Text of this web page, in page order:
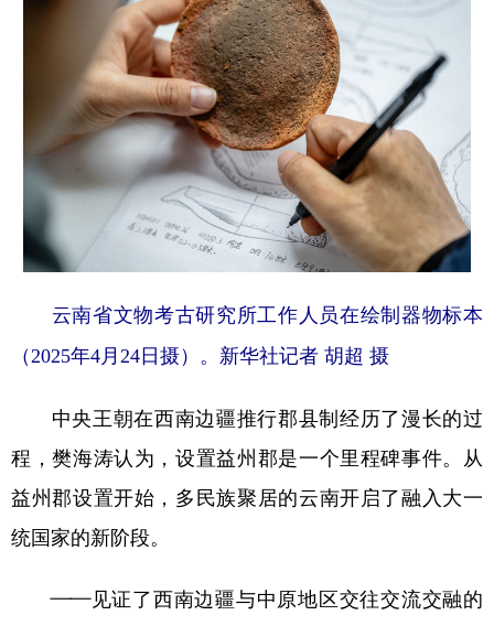
云南省文物考古研究所工作人员在绘制器物标本
（2025年4月24日摄）。新华社记者 胡超 摄
中央王朝在西南边疆推行郡县制经历了漫长的过
程，樊海涛认为，设置益州郡是一个里程碑事件。从
益州郡设置开始，多民族聚居的云南开启了融入大一
统国家的新阶段。
——见证了西南边疆与中原地区交往交流交融的